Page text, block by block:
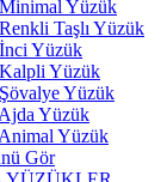
Yüzük
Taşlı Yüzük
Yüzük
Yüzük
Yüzük
Yüzük
Yüzük
Gör